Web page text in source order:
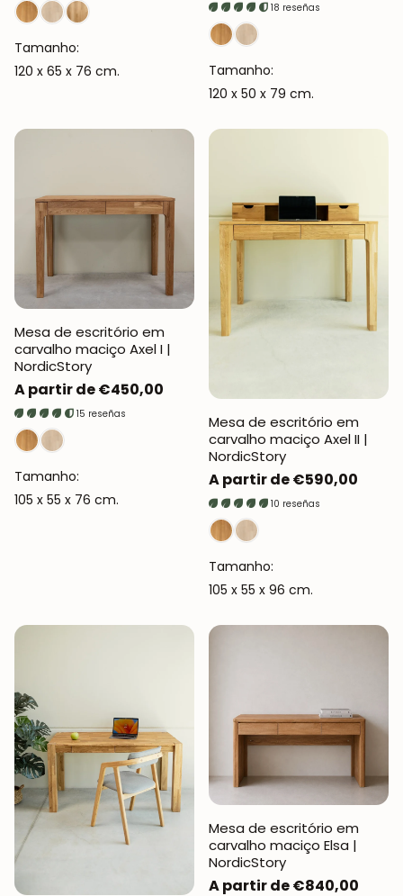
Tamanho:
120 x 65 x 76 cm.
18 reseñas
Tamanho:
120 x 50 x 79 cm.
Mesa de escritório em
carvalho maciço Axel I |
NordicStory
Preço
normal
A partir de €450,00
15 reseñas
Tamanho:
105 x 55 x 76 cm.
Mesa de escritório em
carvalho maciço Axel II |
NordicStory
Preço
normal
A partir de €590,00
10 reseñas
Tamanho:
105 x 55 x 96 cm.
Mesa de escritório em
carvalho maciço Elsa |
NordicStory
Preço
A partir de €840,00
JUNTE-SE À NOSSA